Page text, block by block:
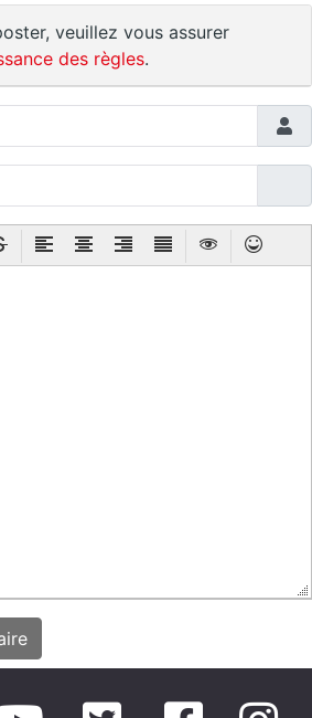
veuillez vous assurer
des règles.